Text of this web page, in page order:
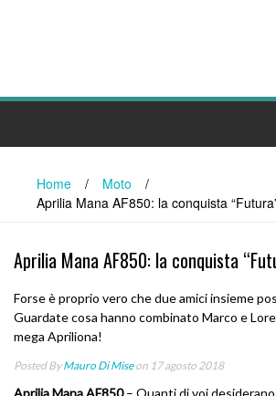
Home / Moto
/
Aprilia Mana AF850: la conquista
Aprilia Mana AF850: la conquista
Forse è proprio vero che due amici insieme
Guardate cosa hanno combinato Marco e
mega Apriliona!
Posted ByMauro Di Miseon 17 agosto 2018
Aprilia Mana AF850– Quanti di voi